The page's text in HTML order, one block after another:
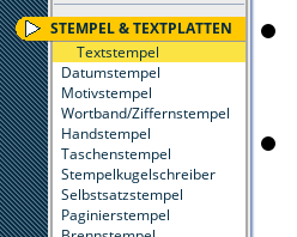
STEMPEL & TEXTPLATTEN
Textstempel
Datumstempel
Motivstempel
Wortband/Ziffernstempel
Handstempel
Taschenstempel
Stempelkugelschreiber
Selbstsatzstempel
Paginierstempel